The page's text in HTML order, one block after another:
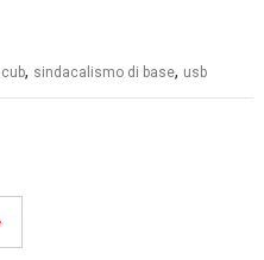
cub, sindacalismo di base, usb